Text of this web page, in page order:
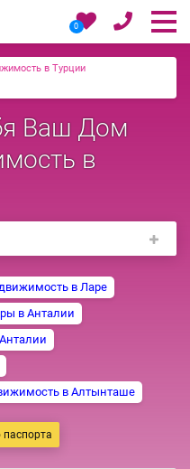
0
в Турции
Ваш Дом
в
в Ларе
в Анталии
в Алтынташе
паспорта